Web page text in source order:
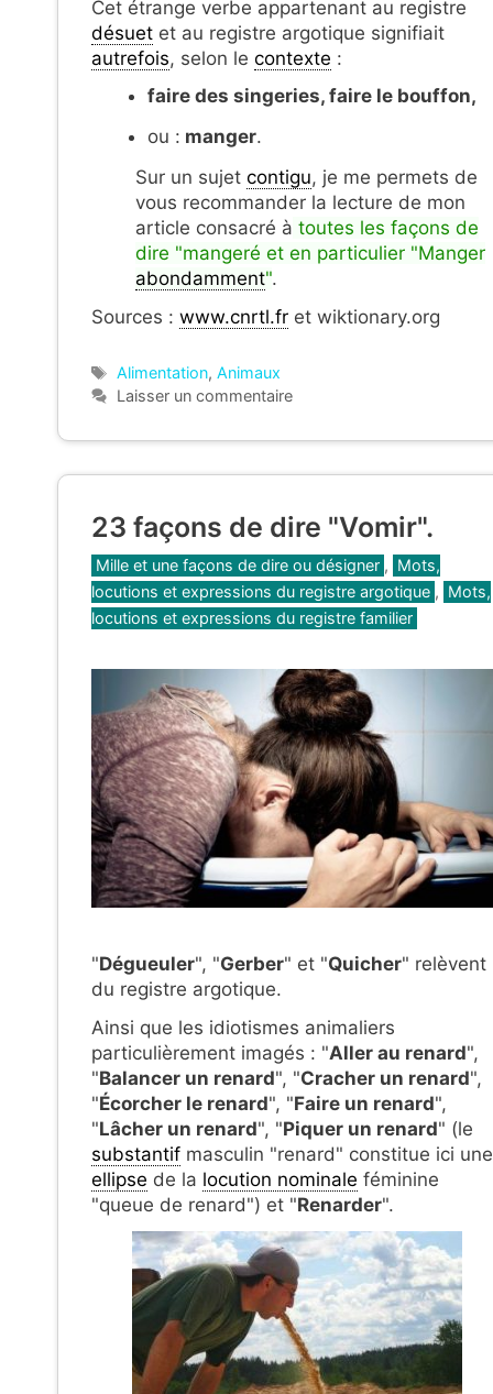
Cet étrange verbe appartenant au registre
désuet et au registre argotique signifiait
autrefois, selon le contexte :
faire des singeries, faire le bouffon,
ou : manger.
Sur un sujet contigu, je me permets de
vous recommander la lecture de mon
article consacré à toutes les façons de
dire "mangeré et en particulier "Manger
abondamment".
Sources : www.cnrtl.fr et wiktionary.org
Étiquettes
Alimentation,Animaux
Laisser un commentaire
23 façons de dire "Vomir".
Catégories
Mille et une façons de dire ou désigner , Mots,
locutions et expressions du registre argotique , Mots,
locutions et expressions du registre familier
"Dégueuler", "Gerber" et "Quicher" relèvent
du registre argotique.
Ainsi que les idiotismes animaliers
particulièrement imagés : "Aller au renard",
"Balancer un renard", "Cracher un renard",
"Écorcher le renard", "Faire un renard",
"Lâcher un renard", "Piquer un renard" (le
substantif masculin "renard" constitue ici une
ellipse de la locution nominale féminine
"queue de renard") et "Renarder".